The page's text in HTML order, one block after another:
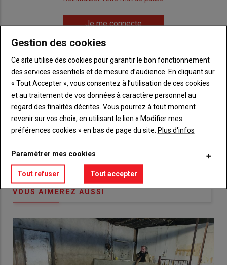
de
passe"
me
connecte"
Je me connecte
titre
TITRE CRÉEZ UN COMPTE
BodyChoisissez votre formule et créez votre
compte pour accéder à tout {nom-site}.
Lien Créez un compte
VOUS AIMEREZ AUSSI
Gestion des cookies
Ce site utilise des cookies pour garantir le bon fonctionnement
des services essentiels et de mesure d’audience. En cliquant sur
« Tout Accepter », vous consentez à l’utilisation de ces cookies
et au traitement de vos données à caractère personnel au
regard des finalités décrites. Vous pourrez à tout moment
revenir sur vos choix, en utilisant le lien « Modifier mes
préférences cookies » en bas de page du site. Plus d'infos
Paramétrer mes cookies
Tout refuser Tout accepter